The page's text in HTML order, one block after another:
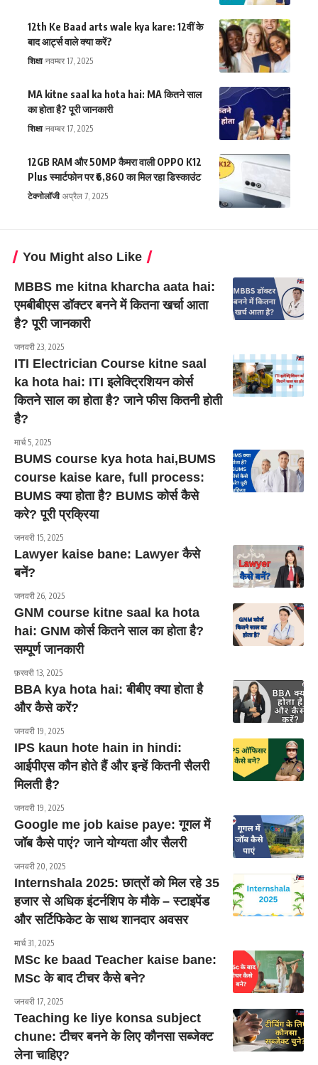
12th Ke Baad arts wale kya kare: 12वीं के
बाद आर्ट्स वाले क्या करें?
शिक्षा नवम्बर 17, 2025
MA kitne saal ka hota hai: MA कितने साल
का होता है? पूरी जानकारी
शिक्षा नवम्बर 17, 2025
12GB RAM और 50MP कैमरा वाली OPPO K12
Plus स्मार्टफोन पर ₹6,860 का मिल रहा डिस्काउंट
टेक्नोलॉजी अप्रैल 7, 2025
You Might also Like
MBBS me kitna kharcha aata hai:
एमबीबीएस डॉक्टर बनने में कितना खर्चा आता
है? पूरी जानकारी
जनवरी 23, 2025
ITI Electrician Course kitne saal
ka hota hai: ITI इलेक्ट्रिशियन कोर्स
कितने साल का होता है? जाने फीस कितनी होती
है?
मार्च 5, 2025
BUMS course kya hota hai,BUMS
course kaise kare, full process:
BUMS क्या होता है? BUMS कोर्स कैसे
करे? पूरी प्रक्रिया
जनवरी 15, 2025
Lawyer kaise bane: Lawyer कैसे
बनें?
जनवरी 26, 2025
GNM course kitne saal ka hota
hai: GNM कोर्स कितने साल का होता है?
सम्पूर्ण जानकारी
फ़रवरी 13, 2025
BBA kya hota hai: बीबीए क्या होता है
और कैसे करें?
जनवरी 19, 2025
IPS kaun hote hain in hindi:
आईपीएस कौन होते हैं और इन्हें कितनी सैलरी
मिलती है?
जनवरी 19, 2025
Google me job kaise paye: गूगल में
जॉब कैसे पाएं? जाने योग्यता और सैलरी
जनवरी 20, 2025
Internshala 2025: छात्रों को मिल रहे 35
हजार से अधिक इंटर्नशिप के मौके – स्टाइपेंड
और सर्टिफिकेट के साथ शानदार अवसर
मार्च 31, 2025
MSc ke baad Teacher kaise bane:
MSc के बाद टीचर कैसे बने?
जनवरी 17, 2025
Teaching ke liye konsa subject
chune: टीचर बनने के लिए कौनसा सब्जेक्ट
लेना चाहिए?